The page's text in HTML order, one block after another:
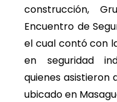
construcción,
Encuentro de
el cual contó con
en seguridad
quienes asistieron
ubicado en